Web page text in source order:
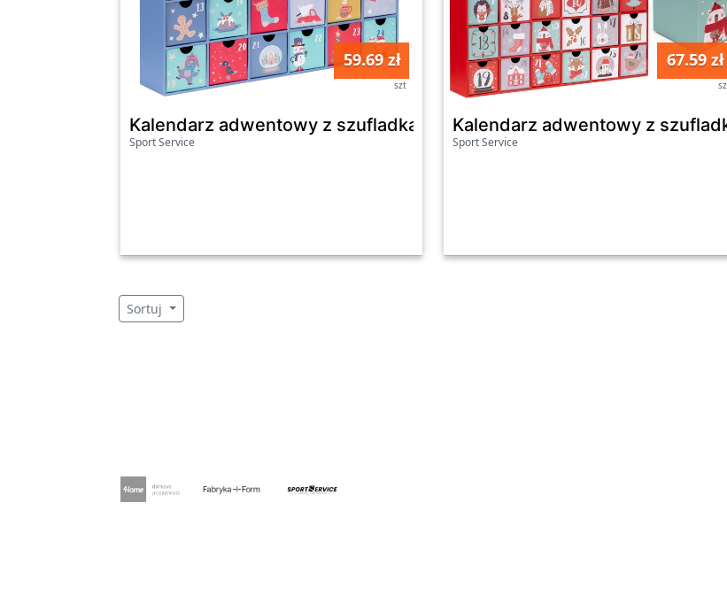
59.69 zł
szt
Kalendarz adwentowy z szufladkami 24szt. dekoracja świąteczna
Sport Service
67.59 zł
Kalendarz adwentowy z
Sport Service
Sortuj